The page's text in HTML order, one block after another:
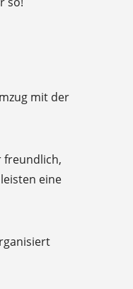
mit der
freundlich,
eine